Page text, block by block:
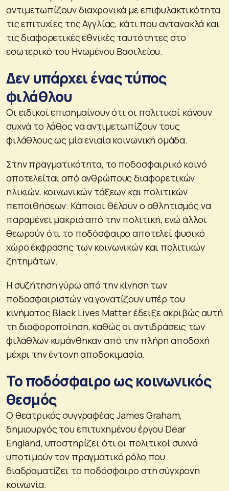
αντιμετωπίζουν διαχρονικά με επιφυλακτικότητα
τις επιτυχίες της Αγγλίας, κάτι που αντανακλά και
τις διαφορετικές εθνικές ταυτότητες στο
εσωτερικό του Ηνωμένου Βασιλείου.
Δεν υπάρχει ένας τύπος
φιλάθλου
Οι ειδικοί επισημαίνουν ότι οι πολιτικοί κάνουν
συχνά το λάθος να αντιμετωπίζουν τους
φιλάθλους ως μία ενιαία κοινωνική ομάδα.
Στην πραγματικότητα, το ποδοσφαιρικό κοινό
αποτελείται από ανθρώπους διαφορετικών
ηλικιών, κοινωνικών τάξεων και πολιτικών
πεποιθήσεων. Κάποιοι θέλουν ο αθλητισμός να
παραμένει μακριά από την πολιτική, ενώ άλλοι
θεωρούν ότι το ποδόσφαιρο αποτελεί φυσικό
χώρο έκφρασης των κοινωνικών και πολιτικών
ζητημάτων.
Η συζήτηση γύρω από την κίνηση των
ποδοσφαιριστών να γονατίζουν υπέρ του
κινήματος Black Lives Matter έδειξε ακριβώς αυτή
τη διαφοροποίηση, καθώς οι αντιδράσεις των
φιλάθλων κυμάνθηκαν από την πλήρη αποδοχή
μέχρι την έντονη αποδοκιμασία.
Το ποδόσφαιρο ως κοινωνικός
θεσμός
Ο θεατρικός συγγραφέας James Graham,
δημιουργός του επιτυχημένου έργου Dear
England, υποστηρίζει ότι οι πολιτικοί συχνά
υποτιμούν τον πραγματικό ρόλο που
διαδραματίζει το ποδόσφαιρο στη σύγχρονη
κοινωνία.